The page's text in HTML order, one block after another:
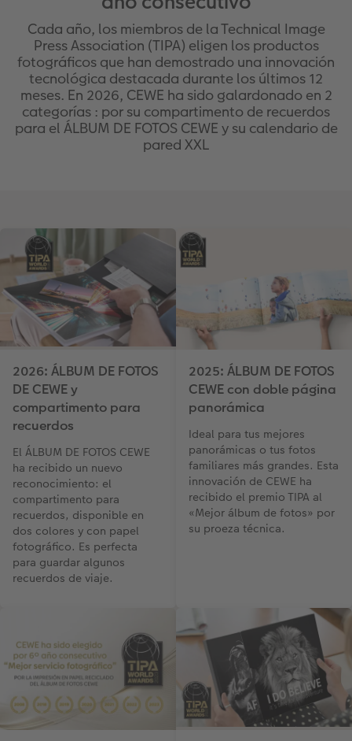
Álbum de fotos cuadrado
Álbum de fotos A5 horizontal
Álbum de fotos pequeño
Álbum de fotos con tapas de cuero y lino
Álbum de fotos tapa blanda
Fotos retro
Fotos creativas
Set de fotos
Caja con fotos
Imprimir fotos cerca de mí
Foto en metacrilato
Foto en Forex
Foto en acriluminio
Cuadro con marco
Collage personalizado
Pòster mapa de ciudad
Cuadro Cristales Swarovski®
Juegos personalizados
Hogar y decoración
Imanes personalizados
Textiles con fotos
Oficina & colegio
Faber Castell
Foto pegatinas
Marcapáginas personalizado
Postales personalizadas
Cada año, los miembros de la Technical Image
Press Association (TIPA) eligen los productos
fotográficos que han demostrado una innovación
tecnológica destacada durante los últimos 12
meses. En 2026, CEWE ha sido galardonado en 2
categorías : por su compartimento de recuerdos
para el ÁLBUM DE FOTOS CEWE y su calendario de
pared XXL
2026: ÁLBUM DE FOTOS
DE CEWE y
compartimento para
recuerdos
El ÁLBUM DE FOTOS CEWE
ha recibido un nuevo
reconocimiento: el
compartimento para
recuerdos, disponible en
dos colores y con papel
fotográfico. Es perfecta
para guardar algunos
recuerdos de viaje.
2025: ÁLBUM DE FOTOS
CEWE con doble página
panorámica
Ideal para tus mejores
panorámicas o tus fotos
familiares más grandes. Esta
innovación de CEWE ha
recibido el premio TIPA al
«Mejor álbum de fotos» por
su proeza técnica.